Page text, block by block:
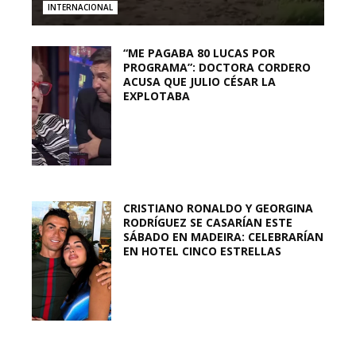
INTERNACIONAL
“ME PAGABA 80 LUCAS POR
PROGRAMA”: DOCTORA CORDERO
ACUSA QUE JULIO CÉSAR LA
EXPLOTABA
CRISTIANO RONALDO Y GEORGINA
RODRÍGUEZ SE CASARÍAN ESTE
SÁBADO EN MADEIRA: CELEBRARÍAN
EN HOTEL CINCO ESTRELLAS